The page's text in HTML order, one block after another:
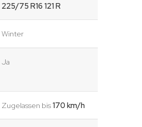
225/75 R16 121 R
Winter
Ja
Zugelassen bis170 km/h